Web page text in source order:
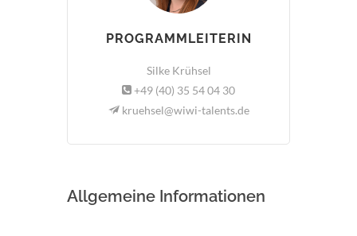
PROGRAMMLEITERIN
Silke Krühsel
+49 (40) 35 54 04 30
kruehsel@wiwi-talents.de
Allgemeine Informationen